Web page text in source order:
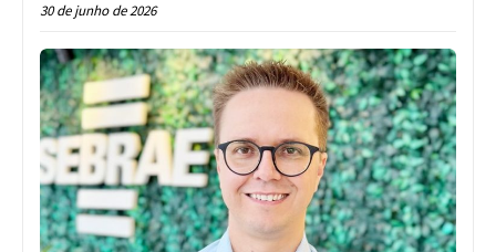
30 de junho de 2026